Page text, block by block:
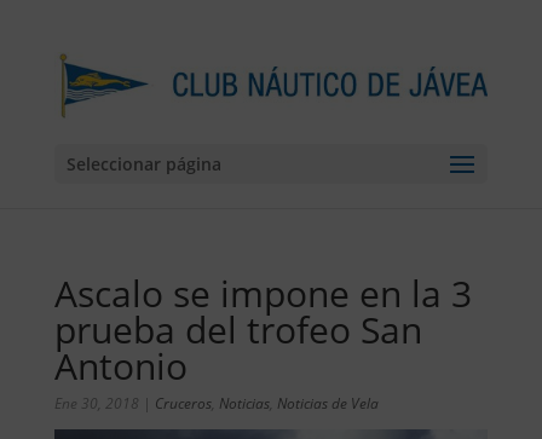
Seleccionar página
Ascalo se impone en la 3
prueba del trofeo San
Antonio
Ene 30, 2018 | Cruceros, Noticias, Noticias de Vela